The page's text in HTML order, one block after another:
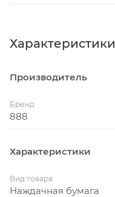
Характеристики
Производитель
Бренд
888
Характеристики
Вид товара
Наждачная бумага